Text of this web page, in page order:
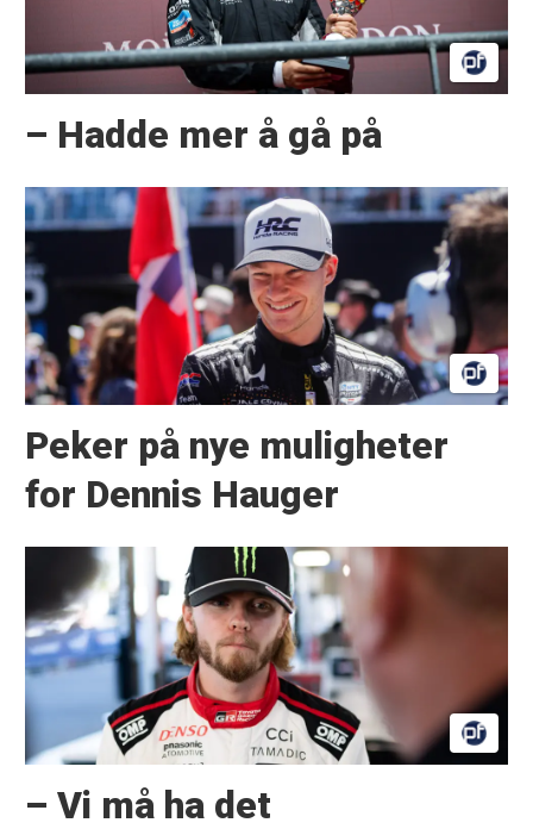
– Hadde mer å gå på
Peker på nye muligheter
for Dennis Hauger
– Vi må ha det